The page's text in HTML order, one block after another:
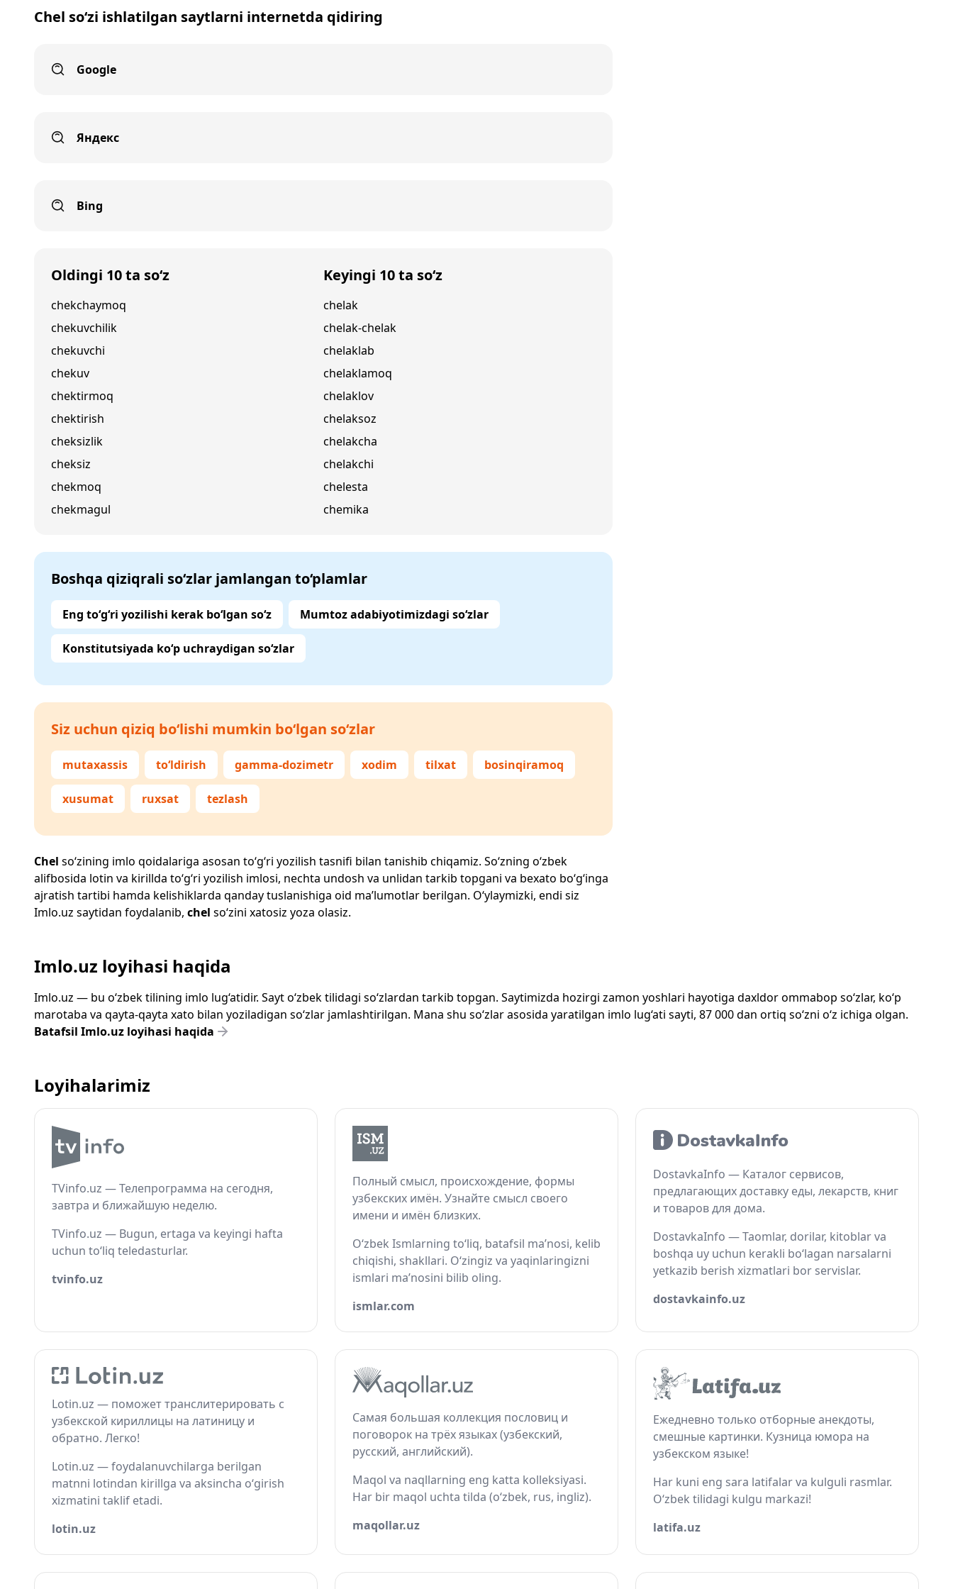
Chel so‘zi ishlatilgan saytlarni internetda qidiring
Google
Яндекс
Bing
Oldingi 10 ta so‘z
chekchaymoq
chekuvchilik
chekuvchi
chekuv
chektirmoq
chektirish
cheksizlik
cheksiz
chekmoq
chekmagul
Keyingi 10 ta so‘z
chelak
chelak-chelak
chelaklab
chelaklamoq
chelaklov
chelaksoz
chelakcha
chelakchi
chelesta
chemika
Boshqa qiziqrali so‘zlar jamlangan to‘plamlar
Eng to‘g‘ri yozilishi kerak bo‘lgan so‘z Mumtoz adabiyotimizdagi so‘zlar
Konstitutsiyada ko‘p uchraydigan so‘zlar
Siz uchun qiziq bo‘lishi mumkin bo‘lgan so‘zlar
mutaxassis to‘ldirish gamma-dozimetr xodim tilxat bosinqiramoq
xusumat ruxsat tezlash
Chel so‘zining imlo qoidalariga asosan to‘g‘ri yozilish tasnifi bilan tanishib chiqamiz. So‘zning o‘zbek
alifbosida lotin va kirillda to‘g‘ri yozilish imlosi, nechta undosh va unlidan tarkib topgani va bexato bo‘g‘inga
ajratish tartibi hamda kelishiklarda qanday tuslanishiga oid ma’lumotlar berilgan. O‘ylaymizki, endi siz
Imlo.uz saytidan foydalanib, chel so‘zini xatosiz yoza olasiz.
Imlo.uz loyihasi haqida
Imlo.uz — bu o‘zbek tilining imlo lug‘atidir. Sayt o‘zbek tilidagi so‘zlardan tarkib topgan. Saytimizda hozirgi zamon yoshlari hayotiga daxldor ommabop so‘zlar, ko‘p
marotaba va qayta-qayta xato bilan yoziladigan so‘zlar jamlashtirilgan. Mana shu so‘zlar asosida yaratilgan imlo lug‘ati sayti, 87 000 dan ortiq so‘zni o‘z ichiga olgan.
Batafsil Imlo.uz loyihasi haqida
Loyihalarimiz
TVinfo.uz — Телепрограмма на сегодня,
завтра и ближайшую неделю.
TVinfo.uz — Bugun, ertaga va keyingi hafta
uchun to‘liq teledasturlar.
tvinfo.uz
Полный смысл, происхождение, формы
узбекских имён. Узнайте смысл своего
имени и имён близких.
O‘zbek Ismlarning to‘liq, batafsil ma’nosi, kelib
chiqishi, shakllari. O‘zingiz va yaqinlaringizni
ismlari ma’nosini bilib oling.
ismlar.com
DostavkaInfo — Каталог сервисов,
предлагающих доставку еды, лекарств, книг
и товаров для дома.
DostavkaInfo — Taomlar, dorilar, kitoblar va
boshqa uy uchun kerakli bo‘lagan narsalarni
yetkazib berish xizmatlari bor servislar.
dostavkainfo.uz
Lotin.uz — поможет транслитерировать с
узбекской кириллицы на латиницу и
обратно. Легко!
Lotin.uz — foydalanuvchilarga berilgan
matnni lotindan kirillga va aksincha o‘girish
xizmatini taklif etadi.
lotin.uz
Самая большая коллекция пословиц и
поговорок на трёх языках (узбекский,
русский, английский).
Maqol va naqllarning eng katta kolleksiyasi.
Har bir maqol uchta tilda (o‘zbek, rus, ingliz).
maqollar.uz
Ежедневно только отборные анекдоты,
смешные картинки. Кузница юмора на
узбекском языке!
Har kuni eng sara latifalar va kulguli rasmlar.
O‘zbek tilidagi kulgu markazi!
latifa.uz